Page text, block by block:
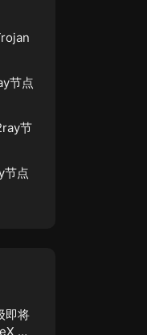
节点
节
节点
即将
申